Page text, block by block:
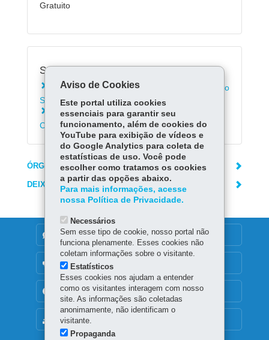
Gratuito
Serviços Relacionados:
Conhecer o acervo do Museu da Imagem e do
Som de Curitiba
Conhecer o Museu Oscar Niemeyer em
Curitiba
ÓRGÃO RESPONSÁVEL
DEIXE SUA OPINIÃO
MAPA DO SITE
DENUNCIE CORRUPÇÃO
OUVIDORIA
TRANSPARÊNCIA INSTITUCIONAL
Aviso de Cookies
Este portal utiliza cookies
essenciais para garantir seu
funcionamento, além de cookies do
YouTube para exibição de vídeos e
do Google Analytics para coleta de
estatísticas de uso. Você pode
escolher como tratamos os cookies
a partir das opções abaixo.
Para mais informações, acesse
nossa Política de Privacidade.
Necessários
Sem esse tipo de cookie, nosso portal não
funciona plenamente. Esses cookies não
coletam informações sobre o visitante.
Estatísticos
Esses cookies nos ajudam a entender
como os visitantes interagem com nosso
site. As informações são coletadas
anonimamente, não identificam o
visitante.
Propaganda